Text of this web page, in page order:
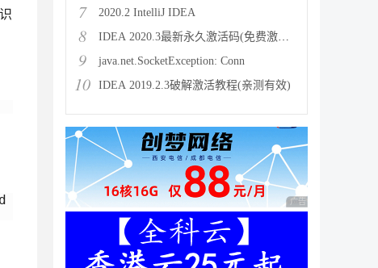
if(?2 !='',info=?2,1=1)  ",nativeQuery =
7 2020.2 IntelliJ IDEA
8 IDEA 2020.3最新永久激活码(免费激活到 209
9 java.net.SocketException: Conn
10 IDEA 2019.2.3破解激活教程(亲测有效)
广告 商业广告，理性